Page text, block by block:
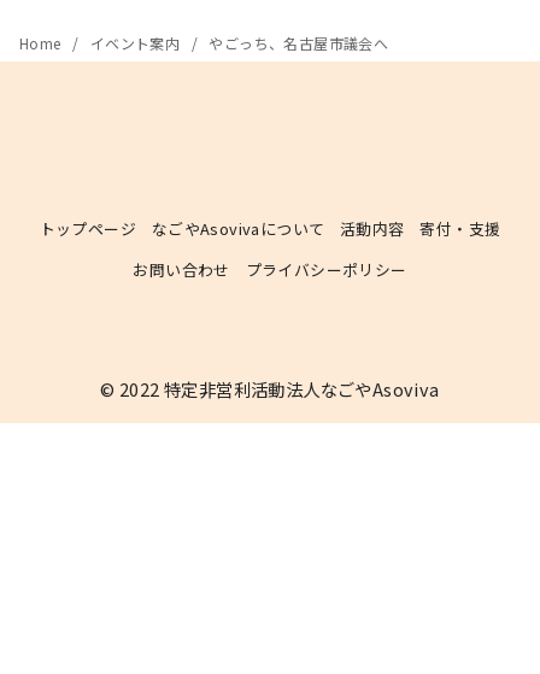
Home イベント案内 やごっち、名古屋市議会へ
トップページ なごやAsovivaについて 活動内容
寄付・支援
お問い合わせ
プライバシーポリシー
© 2022特定非営利活動法人なごやAsoviva